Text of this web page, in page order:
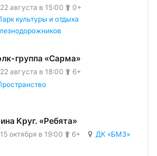
22 августа в 15:00
0+
культуры и отдыха
группа «Сарма»
22 августа в 18:00
6+
Круг. «Ребята»
15 октября в 19:00 6+ ДК «БМЗ»